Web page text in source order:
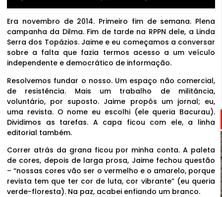
Era novembro de 2014. Primeiro fim de semana. Plena
campanha da Dilma. Fim de tarde na RPPN dele, a Linda
Serra dos Topázios. Jaime e eu começamos a conversar
sobre a falta que fazia termos acesso a um veículo
independente e democrático de informação.
Resolvemos fundar o nosso. Um espaço não comercial,
de resistência. Mais um trabalho de militância,
voluntário, por suposto. Jaime propôs um jornal; eu,
uma revista. O nome eu escolhi (ele queria Bacurau).
Dividimos as tarefas. A capa ficou com ele, a linha
editorial também.
Correr atrás da grana ficou por minha conta. A paleta
de cores, depois de larga prosa, Jaime fechou questão
– “nossas cores vão ser o vermelho e o amarelo, porque
revista tem que ter cor de luta, cor vibrante” (eu queria
verde-floresta). Na paz, acabei enfiando um branco.